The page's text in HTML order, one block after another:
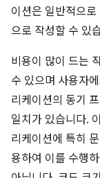
이션은 일반적으
으로 작성할 수 있
비용이 많이 드는
수 있으며 사용자
리케이션의 동기
일치가 있습니다.
리케이션에 특히
용하여 이를 수행